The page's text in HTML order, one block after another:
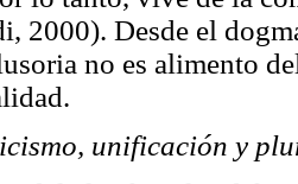
2000). Desde el
no es alimento
unificación y